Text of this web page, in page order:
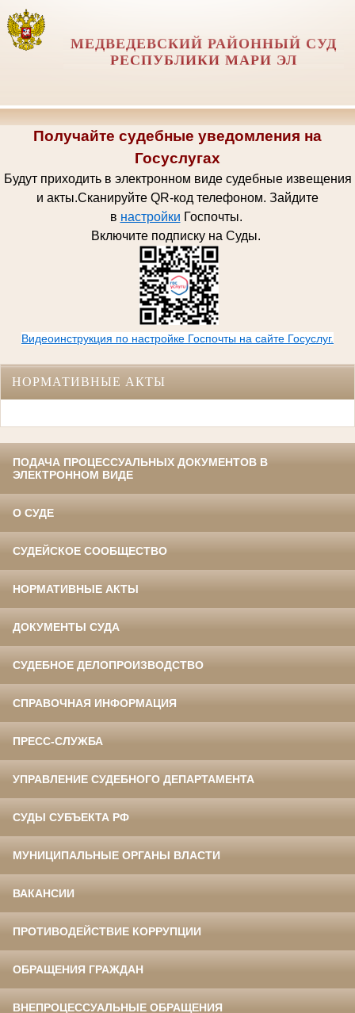
МЕДВЕДЕВСКИЙ РАЙОННЫЙ СУД
РЕСПУБЛИКИ МАРИ ЭЛ
Получайте судебные уведомления на
Госуслугах
Будут приходить в электронном виде судебные извещения
и акты.Сканируйте QR-код телефоном. Зайдите
в настройки Госпочты.
Включите подписку на Суды.
Видеоинструкция по настройке Госпочты на сайте Госуслуг.
НОРМАТИВНЫЕ АКТЫ
ПОДАЧА ПРОЦЕССУАЛЬНЫХ ДОКУМЕНТОВ В
ЭЛЕКТРОННОМ ВИДЕ
О СУДЕ
СУДЕЙСКОЕ СООБЩЕСТВО
НОРМАТИВНЫЕ АКТЫ
ДОКУМЕНТЫ СУДА
СУДЕБНОЕ ДЕЛОПРОИЗВОДСТВО
СПРАВОЧНАЯ ИНФОРМАЦИЯ
ПРЕСС-СЛУЖБА
УПРАВЛЕНИЕ СУДЕБНОГО ДЕПАРТАМЕНТА
СУДЫ СУБЪЕКТА РФ
МУНИЦИПАЛЬНЫЕ ОРГАНЫ ВЛАСТИ
ВАКАНСИИ
ПРОТИВОДЕЙСТВИЕ КОРРУПЦИИ
ОБРАЩЕНИЯ ГРАЖДАН
ВНЕПРОЦЕССУАЛЬНЫЕ ОБРАЩЕНИЯ